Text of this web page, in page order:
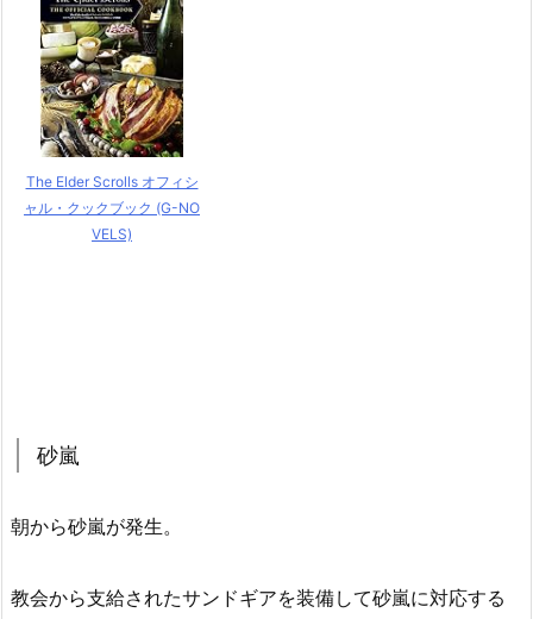
The Elder Scrolls オフィシ
ャル・クックブック (G-NO
VELS)
砂嵐
朝から砂嵐が発生。
教会から支給されたサンドギアを装備して砂嵐に対応する